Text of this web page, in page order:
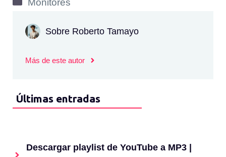
Monitores
Sobre Roberto Tamayo
Más de este autor
Últimas entradas
Descargar playlist de YouTube a MP3 |